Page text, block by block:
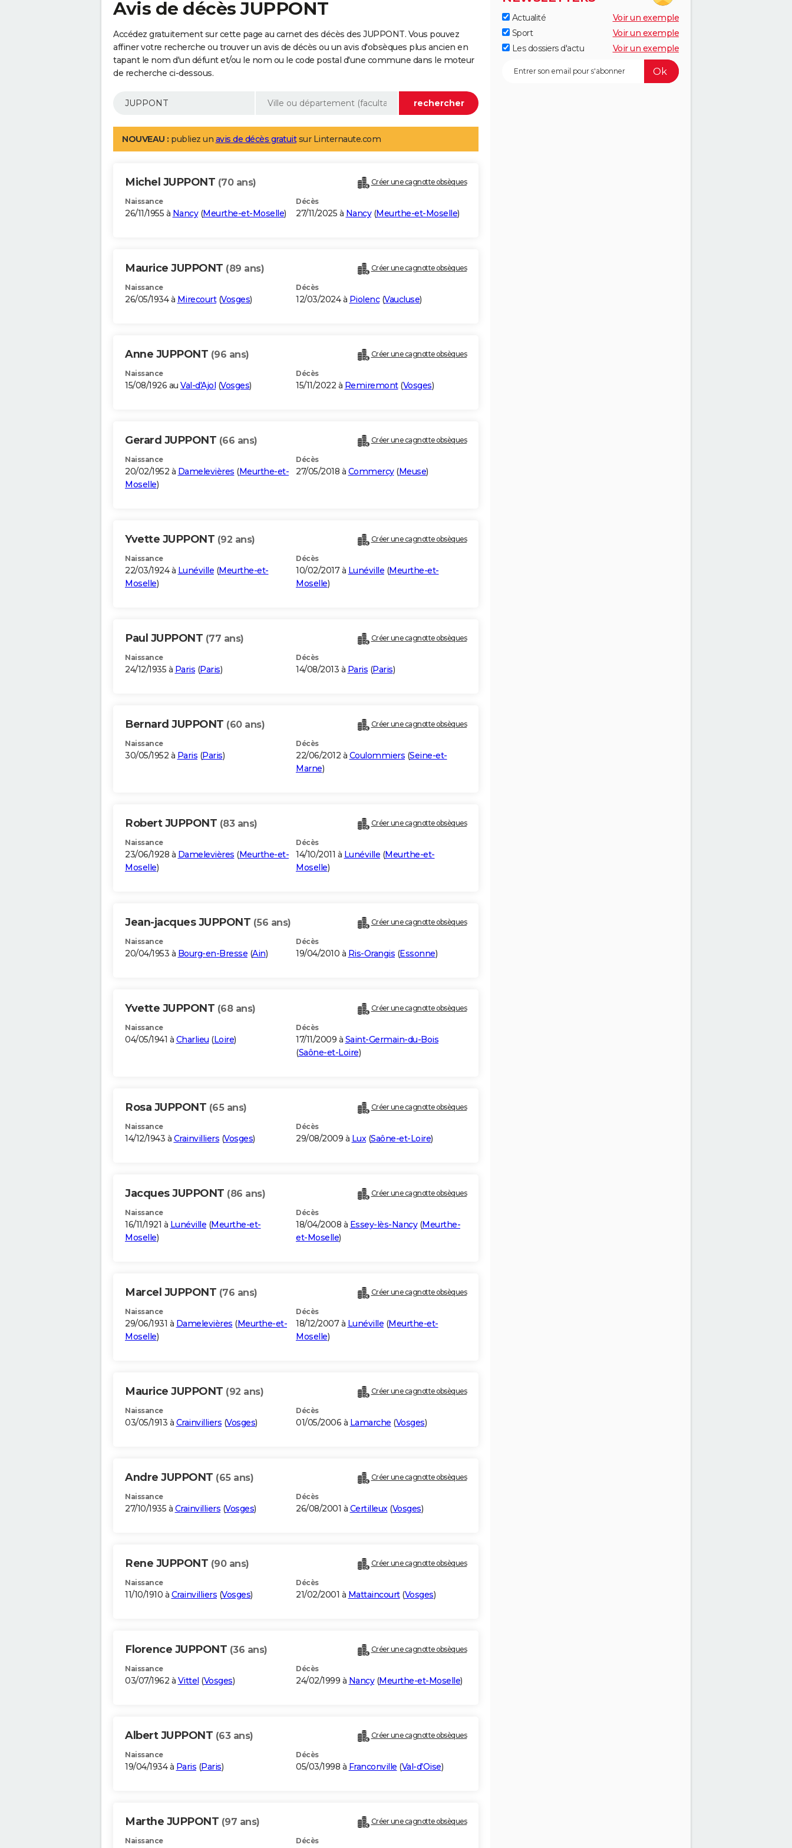
Avis de décès JUPPONT
Accédez gratuitement sur cette page au carnet des décès des JUPPONT. Vous pouvez
affiner votre recherche ou trouver un avis de décès ou un avis d'obsèques plus ancien en
tapant le nom d'un défunt et/ou le nom ou le code postal d'une commune dans le moteur
de recherche ci-dessous.
NOUVEAU : publiez un avis de décès gratuitsur Linternaute.com
Michel JUPPONT (70 ans) Créer une cagnotte obsèques
Naissance
26/11/1955 à Nancy(Meurthe-et-Moselle)
Décès
27/11/2025 à Nancy(Meurthe-et-Moselle)
Maurice JUPPONT (89 ans) Créer une cagnotte obsèques
Naissance
26/05/1934 à Mirecourt(Vosges)
Décès
12/03/2024 à Piolenc(Vaucluse)
Anne JUPPONT (96 ans) Créer une cagnotte obsèques
Naissance
15/08/1926 au Val-d'Ajol (Vosges)
Décès
15/11/2022 à Remiremont(Vosges)
Gerard JUPPONT (66 ans) Créer une cagnotte obsèques
Naissance
20/02/1952 à Damelevières (Meurthe-et-
Moselle)
Décès
27/05/2018 à Commercy(Meuse)
Yvette JUPPONT (92 ans) Créer une cagnotte obsèques
Naissance
22/03/1924 à Lunéville (Meurthe-et-
Moselle)
Décès
10/02/2017 à Lunéville (Meurthe-et-
Moselle)
Paul JUPPONT (77 ans) Créer une cagnotte obsèques
Naissance
24/12/1935 à Paris (Paris)
Décès
14/08/2013 à Paris (Paris)
Bernard JUPPONT (60 ans) Créer une cagnotte obsèques
Naissance
30/05/1952 à Paris (Paris)
Décès
22/06/2012 à Coulommiers (Seine-et-
Marne)
Robert JUPPONT (83 ans) Créer une cagnotte obsèques
Naissance
23/06/1928 à Damelevières (Meurthe-et-
Moselle)
Décès
14/10/2011 à Lunéville (Meurthe-et-
Moselle)
Jean-jacques JUPPONT (56 ans) Créer une cagnotte obsèques
Naissance
20/04/1953 à Bourg-en-Bresse (Ain)
Décès
19/04/2010 à Ris-Orangis (Essonne)
Yvette JUPPONT (68 ans) Créer une cagnotte obsèques
Naissance
04/05/1941 à Charlieu (Loire)
Décès
17/11/2009 à Saint-Germain-du-Bois
(Saône-et-Loire)
Rosa JUPPONT (65 ans) Créer une cagnotte obsèques
Naissance
14/12/1943 à Crainvilliers (Vosges)
Décès
29/08/2009 à Lux(Saône-et-Loire)
Jacques JUPPONT (86 ans) Créer une cagnotte obsèques
Naissance
16/11/1921 à Lunéville (Meurthe-et-
Moselle)
Décès
18/04/2008 à Essey-lès-Nancy(Meurthe-
et-Moselle)
Marcel JUPPONT (76 ans) Créer une cagnotte obsèques
Naissance
29/06/1931 à Damelevières (Meurthe-et-
Moselle)
Décès
18/12/2007 à Lunéville (Meurthe-et-
Moselle)
Maurice JUPPONT (92 ans) Créer une cagnotte obsèques
Naissance
03/05/1913 à Crainvilliers (Vosges)
Décès
01/05/2006 à Lamarche (Vosges)
Andre JUPPONT (65 ans) Créer une cagnotte obsèques
Naissance
27/10/1935 à Crainvilliers (Vosges)
Décès
26/08/2001 à Certilleux(Vosges)
Rene JUPPONT (90 ans) Créer une cagnotte obsèques
Naissance
11/10/1910 à Crainvilliers (Vosges)
Décès
21/02/2001 à Mattaincourt(Vosges)
Florence JUPPONT (36 ans) Créer une cagnotte obsèques
Naissance
03/07/1962 à Vittel (Vosges)
Décès
24/02/1999 à Nancy(Meurthe-et-Moselle)
Albert JUPPONT (63 ans) Créer une cagnotte obsèques
Naissance
19/04/1934 à Paris (Paris)
Décès
05/03/1998 à Franconville (Val-d'Oise)
Marthe JUPPONT (97 ans) Créer une cagnotte obsèques
Naissance Décès
Actualité
Voir un exemple
Sport
Voir un exemple
Les dossiers d'actu
Voir un exemple